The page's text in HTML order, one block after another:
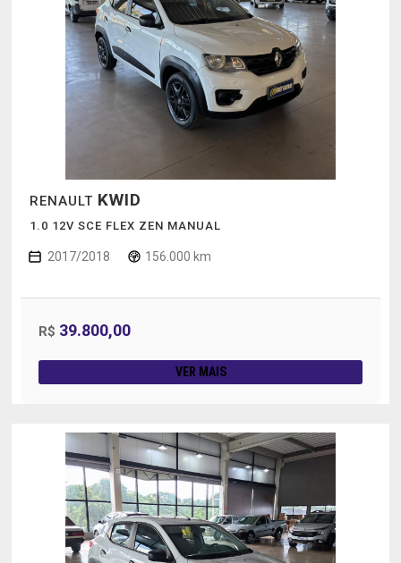
RENAULT KWID
1.0 12V SCE FLEX ZEN MANUAL
2017/2018 156.000 km
R$ 39.800,00
VER MAIS